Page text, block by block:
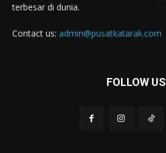
terbesar di dunia.
Contact us: admin@pusatkatarak.com
FOLLOW US